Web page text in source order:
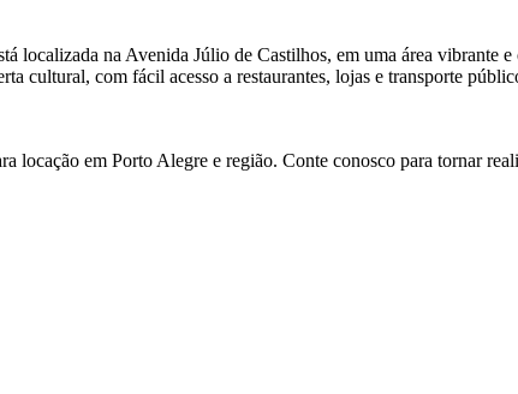
localizada na Avenida Júlio de Castilhos, em uma área vibrante
cultural, com fácil acesso a restaurantes, lojas e transporte
locação em Porto Alegre e região. Conte conosco para tornar